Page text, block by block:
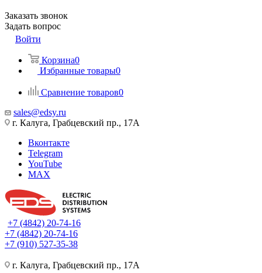
Заказать звонок
Задать вопрос
Войти
Корзина0
Избранные товары0
Сравнение товаров0
sales@edsy.ru
г. Калуга, Грабцевский пр., 17А
Вконтакте
Telegram
YouTube
MAX
+7 (4842) 20-74-16
+7 (4842) 20-74-16
+7 (910) 527-35-38
г. Калуга, Грабцевский пр., 17А